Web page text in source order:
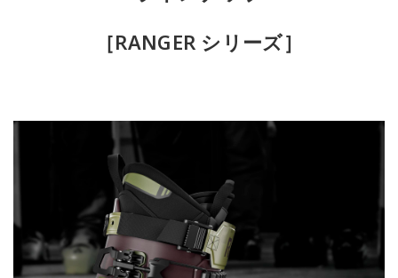
［RANGER シリーズ］